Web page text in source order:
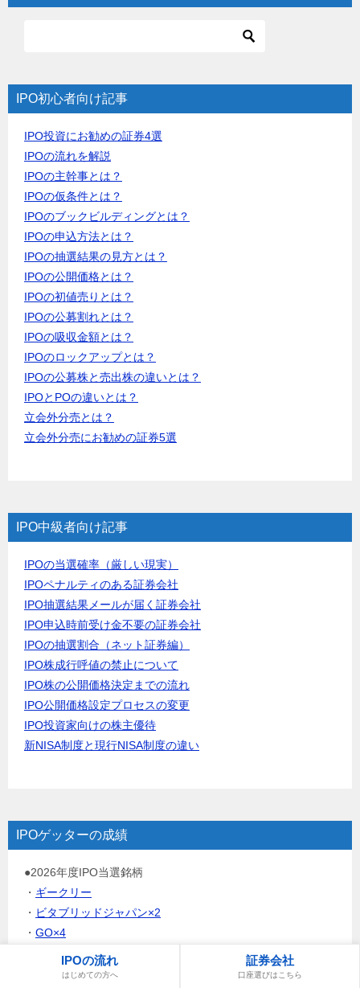
IPO初心者向け記事
IPO投資にお勧めの証券4選
IPOの流れを解説
IPOの主幹事とは？
IPOの仮条件とは？
IPOのブックビルディングとは？
IPOの申込方法とは？
IPOの抽選結果の見方とは？
IPOの公開価格とは？
IPOの初値売りとは？
IPOの公募割れとは？
IPOの吸収金額とは？
IPOのロックアップとは？
IPOの公募株と売出株の違いとは？
IPOとPOの違いとは？
立会外分売とは？
立会外分売にお勧めの証券5選
IPO中級者向け記事
IPOの当選確率（厳しい現実）
IPOペナルティのある証券会社
IPO抽選結果メールが届く証券会社
IPO申込時前受け金不要の証券会社
IPOの抽選割合（ネット証券編）
IPO株成行呼値の禁止について
IPO株の公開価格決定までの流れ
IPO公開価格設定プロセスの変更
IPO投資家向けの株主優待
新NISA制度と現行NISA制度の違い
IPOゲッターの成績
●2026年度IPO当選銘柄
・ ギークリー
・ ビタブリッドジャパン×2
・ GO×4
ティアフォー×6
IPOの流れ
はじめての方へ
証券会社
口座選びはこちら